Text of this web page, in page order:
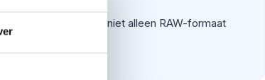
levert niet alleen RAW-formaat